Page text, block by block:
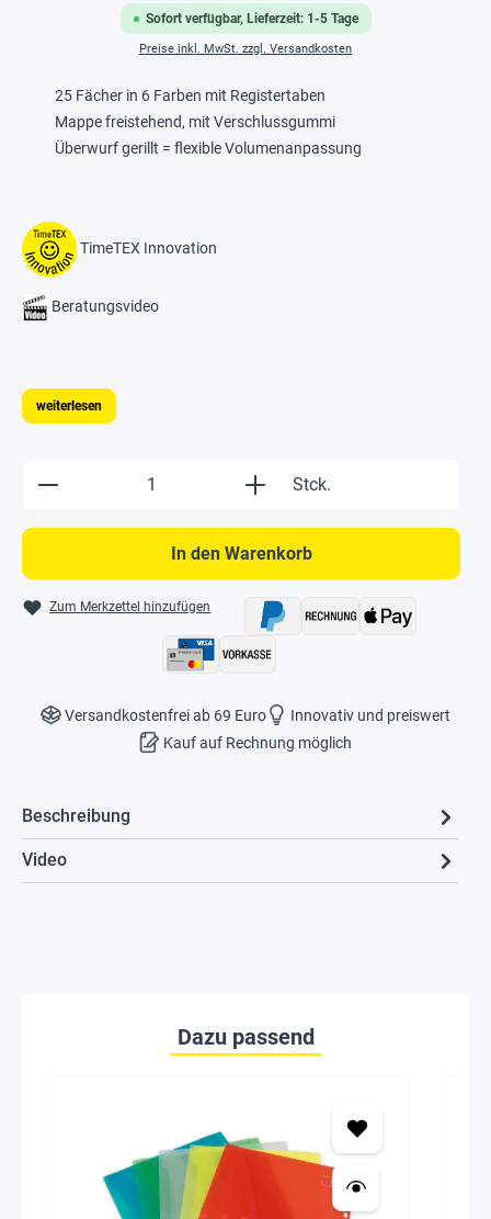
Sofort verfügbar, Lieferzeit: 1-5 Tage
Preise inkl. MwSt. zzgl. Versandkosten
25 Fächer in 6 Farben mit Registertaben
Mappe freistehend, mit Verschlussgummi
Überwurf gerillt = flexible Volumenanpassung
TimeTEX Innovation
Beratungsvideo
weiterlesen
Produkt Anzahl: Gib den gewünschten
Stck.
In den Warenkorb
Zum Merkzettel hinzufügen
Versandkostenfrei ab 69 Euro
Innovativ und preiswert
Kauf auf Rechnung möglich
Beschreibung
Video
Dazu passend